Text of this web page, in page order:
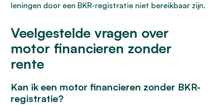
leningen door een BKR-registratie niet bereikbaar zijn.
Veelgestelde vragen over
motor financieren zonder
rente
Kan ik een motor financieren zonder BKR-
registratie?